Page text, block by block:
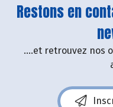
Restons en
....et retrouvez nos